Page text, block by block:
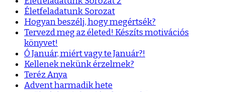
Életfeladatunk Sorozat
Hogyan beszélj, hogy megértsék?
Tervezd meg az életed! Készíts motivációs
könyvet!
Ó Január, miért vagy te Január?!
Kellenek nekünk érzelmek?
Teréz Anya
Advent harmadik hete